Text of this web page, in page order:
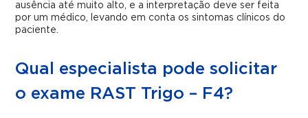
ausência até muito alto, e a interpretação deve ser feita
por um médico, levando em conta os sintomas clínicos do
paciente.
Qual especialista pode solicitar
o exame RAST Trigo – F4?